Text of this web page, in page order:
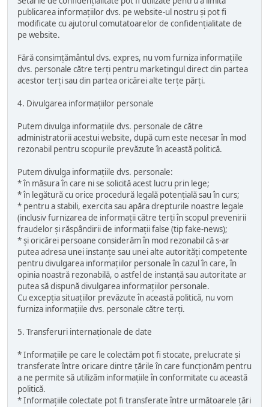
publicarea informațiilor dvs. pe website-ul nostru și pot fi
modificate cu ajutorul comutatoarelor de confidențialitate de
pe website.
Fără consimțământul dvs. expres, nu vom furniza informațiile
dvs. personale către terți pentru marketingul direct din partea
acestor terți sau din partea oricărei alte terțe părți.
4. Divulgarea informațiilor personale
Putem divulga informațiile dvs. personale de către
administratorii acestui website, după cum este necesar în mod
rezonabil pentru scopurile prevăzute în această politică.
Putem divulga informațiile dvs. personale:
* în măsura în care ni se solicită acest lucru prin lege;
* în legătură cu orice procedură legală potențială sau în curs;
* pentru a stabili, exercita sau apăra drepturile noastre legale
(inclusiv furnizarea de informații către terți în scopul prevenirii
fraudelor și răspândirii de informații false (tip fake-news);
* și oricărei persoane considerăm în mod rezonabil că s-ar
putea adresa unei instanțe sau unei alte autorități competente
pentru divulgarea informațiilor personale în cazul în care, în
opinia noastră rezonabilă, o astfel de instanță sau autoritate ar
putea să dispună divulgarea informațiilor personale.
Cu excepția situațiilor prevăzute în această politică, nu vom
furniza informațiile dvs. personale către terți.
5. Transferuri internaționale de date
* Informațiile pe care le colectăm pot fi stocate, prelucrate și
transferate între oricare dintre țările în care funcționăm pentru
a ne permite să utilizăm informațiile în conformitate cu această
politică.
* Informațiile colectate pot fi transferate între următoarele țări